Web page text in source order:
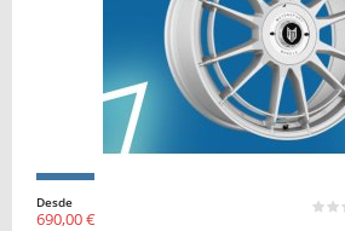
Desde
690,00 €